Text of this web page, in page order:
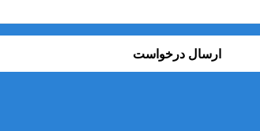
ارسال درخواست